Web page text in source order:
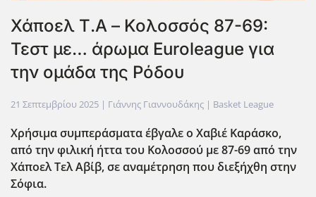
Χάποελ Τ.Α – Κολοσσός 87-69:
Τεστ με… άρωμα Euroleague για
την ομάδα της Ρόδου
21 Σεπτεμβρίου 2025 | Γιάννης Γιαννουδάκης | Basket League
Χρήσιμα συμπεράσματα έβγαλε ο Χαβιέ Καράσκο,
από την φιλική ήττα του Κολοσσού με 87-69 από την
Χάποελ Τελ Αβίβ, σε αναμέτρηση που διεξήχθη στην
Σόφια.